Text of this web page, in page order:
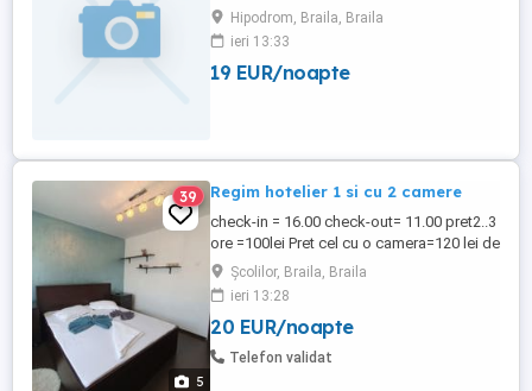
școală , grădinița, ca și dotări : centrala
termica , aer condiționat , WiFi , se oferă
bon fiscal , .... Am dreptul de ami selecta
clienți . Răspund la mesaje pe această
Hipodrom, Braila, Braila
ieri 13:33
19 EUR/noapte
5
39 Regim hotelier 1 si cu 2 camere
check-in = 16.00 check-out= 11.00 pret2..3
ore =100lei Pret cel cu o camera=120 lei de
zi Pret cel cu 2 camere=200 lei zi 2
persoane 4 persoane =350lei de zi
închiriez în regim hotelier 2 apartamente
cu 1 camer si cu 2 camere sînt amplasate
în zone centrale si linistite cu suprafață
Școlilor, Braila, Braila
ieri 13:28
20 EUR/noapte
Telefon validat